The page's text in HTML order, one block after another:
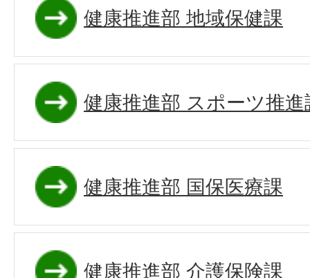
健康推進部 地域保健課
健康推進部 スポーツ推進
健康推進部 国保医療課
健康推進部 介護保険課